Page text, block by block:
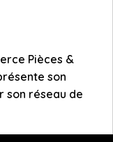
Pièces &
son
son réseau de